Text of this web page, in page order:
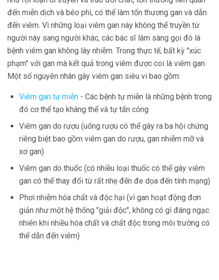
đến miễn dịch và béo phì, có thể làm tổn thương gan và dẫn
đến viêm. Vì những loại viêm gan này không thể truyền từ
người này sang người khác, các bác sĩ lâm sàng gọi đó là
bệnh viêm gan không lây nhiễm. Trong thực tế, bất kỳ "xúc
phạm" với gan mà kết quả trong viêm được coi là viêm gan.
Một số nguyên nhân gây viêm gan siêu vi bao gồm:
Viêm gan tự miễn - Các bệnh tự miễn là những bệnh trong
đó cơ thể tạo kháng thể và tự tấn công
Viêm gan do rượu (uống rượu có thể gây ra ba hội chứng
riêng biệt bao gồm viêm gan do rượu, gan nhiễm mỡ và
xơ gan)
Viêm gan do thuốc (có nhiều loại thuốc có thể gây viêm
gan có thể thay đổi từ rất nhẹ đến đe dọa đến tính mạng)
Phơi nhiễm hóa chất và độc hại (vì gan hoạt động đơn
giản như một hệ thống "giải độc", không có gì đáng ngạc
nhiên khi nhiều hóa chất và chất độc trong môi trường có
thể dẫn đến viêm)